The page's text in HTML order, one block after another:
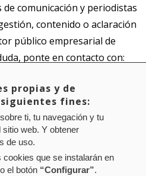
comunicación y periodistas
contenido o aclaración
público empresarial de
ponte en contacto con:
de CPEN
propias y de
fines:
ti, tu navegación y tu
web. Y obtener
de uso.
cookies que se instalarán en
el botón “Configurar”.